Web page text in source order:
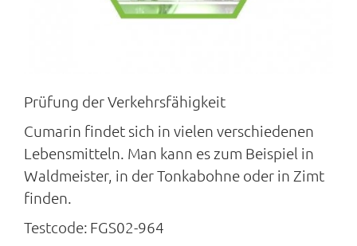
Prüfung der Verkehrsfähigkeit
Cumarin findet sich in vielen verschiedenen
Lebensmitteln. Man kann es zum Beispiel in
Waldmeister, in der Tonkabohne oder in Zimt
finden.
Testcode: FGS02-964